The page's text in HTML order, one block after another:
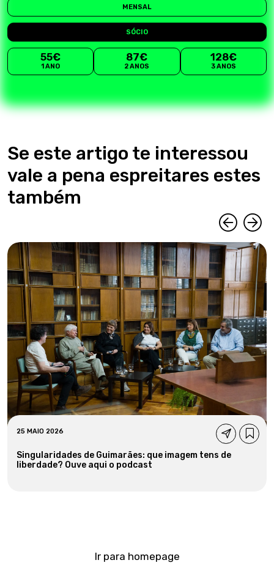
MENSAL
SÓCIO
55€
1 ANO
87€
2 ANOS
128€
3 ANOS
Se este artigo te interessou
vale a pena espreitares estes
também
25 MAIO 2026
Singularidades de Guimarães: que imagem tens de
liberdade? Ouve aqui o podcast
Ir para homepage